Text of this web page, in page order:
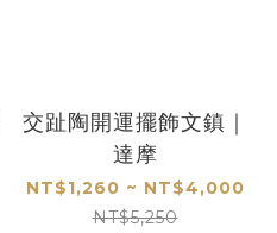
交趾陶開運擺飾文鎮｜
達摩
NT$1,260 ~ NT$4,000
NT$5,250